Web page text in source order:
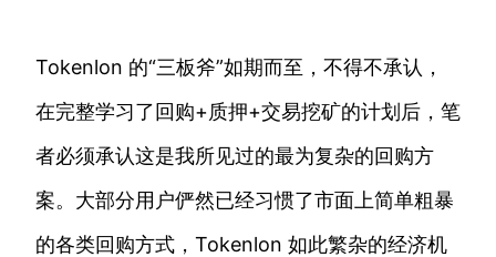
Tokenlon 的“三板斧”如期而至，不得不承认，
在完整学习了回购+质押+交易挖矿的计划后，笔
者必须承认这是我所见过的最为复杂的回购方
案。大部分用户俨然已经习惯了市面上简单粗暴
的各类回购方式，Tokenlon 如此繁杂的经济机